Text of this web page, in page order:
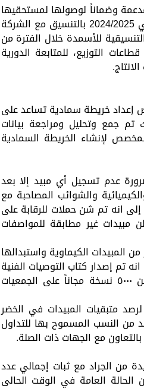
وضماناً لوصولها لمستحقيها
فقد تم التوجيه بتعديل وتحديث المنظومة بدءاً من الموسم الشتوي الحالي 2024/2025 بالتنسيق مع الشركة
للأسمدة خلال الفترة من
قطاعات التوزيع، للمتابعة الدورية
إعداد خريطة سمادية تساعد على
تم جمع وتحليل ومراجعة بيانات
المخصص لإنشاء الخريطة السمادية
عدم تسجيل أي مبيد إلا بعد
والشوائب المصاحبة مع
انه تم شن حملات للرقابة على
المتداولة بالأسواق فنتج عنها 157 محضر مخالفة وضبط 65 طن مبيدات غير مطابقة للمواصفات
المبيدات الكيماوية واستبدالها
تخفيضها بنسبة 50% بحلول عام ٢٠٣٠، لافتا إلى انه تم إصدار كتاب التوصيات الفنية
لمكافحة الآفات الزراعية هذا العام ولأول مرة يتم طباعة وتوزيع أكثر من ٥٠٠٠ نسخة مجاناً على الجمعيات
لرصد متبقيات المبيدات في الخضر
من النسب المسموح بها للتداول
مع الجهات ذات الصلة.
من الجراد مع ثبات إجمالي عدد
تاريخه، لافتا إلى أن الحالة العامة في الوقت الحالى